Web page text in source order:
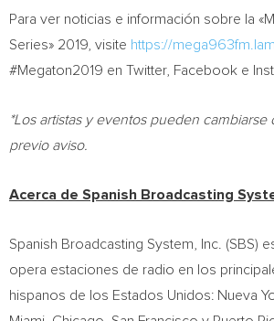
Para ver noticias e información sobre la
Series» 2019, visite https://
#Megaton2019 en Twitter, Facebook e
*Los artistas y eventos pueden cambiarse
previo aviso.
Acerca de Spanish Broadcasting
Spanish Broadcasting System, Inc. (SBS)
opera estaciones de radio en los
hispanos de los Estados Unidos: Nueva